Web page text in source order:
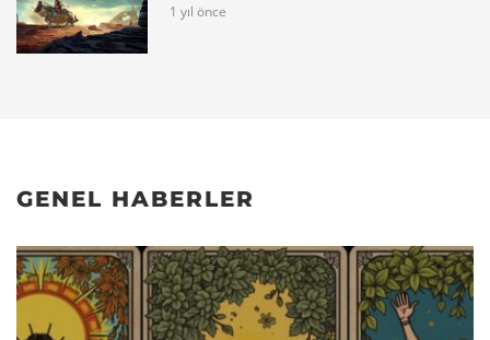
1 yıl önce
GENEL HABERLER